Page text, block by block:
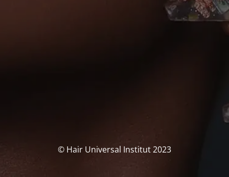
© Hair Universal Institut 2023